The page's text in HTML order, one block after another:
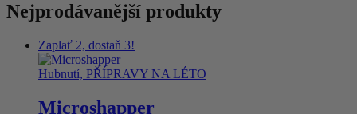
Nejprodávanější produkty
Zaplať 2, dostaň 3!
Hubnutí, PŘÍPRAVY NA LÉTO
Microshapper